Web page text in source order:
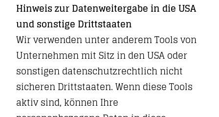
Hinweis zur Datenweitergabe in die USA
und sonstige Drittstaaten
Wir verwenden unter anderem Tools von
Unternehmen mit Sitz in den USA oder
sonstigen datenschutzrechtlich nicht
sicheren Drittstaaten. Wenn diese Tools
aktiv sind, können Ihre